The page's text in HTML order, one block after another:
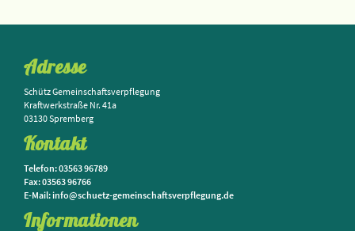
Adresse
Schütz Gemeinschaftsverpflegung
Kraftwerkstraße Nr. 41a
03130 Spremberg
Kontakt
Telefon: 03563 96789
Fax: 03563 96766
E-Mail: info@schuetz-gemeinschaftsverpflegung.de
Informationen